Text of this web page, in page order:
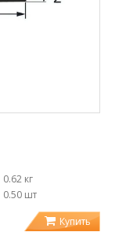
0.62 кг
/0.50 шт
Купить